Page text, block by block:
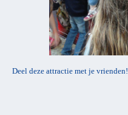
Deel deze attractie met je vrienden!